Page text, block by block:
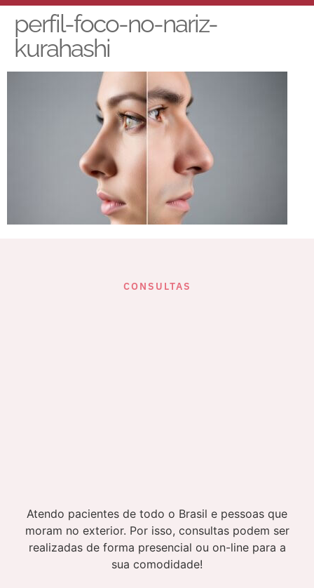
perfil-foco-no-nariz-
kurahashi
CONSULTAS
Atendo pacientes de todo o Brasil e pessoas que
moram no exterior. Por isso, consultas podem ser
realizadas de forma presencial ou on-line para a
sua comodidade!